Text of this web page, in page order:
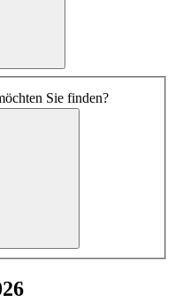
Sie finden?